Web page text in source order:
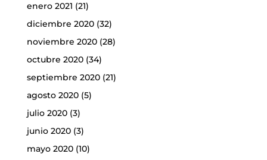
enero 2021 (21)
diciembre 2020(32)
noviembre 2020(28)
octubre 2020(34)
septiembre 2020(21)
agosto 2020(5)
julio 2020(3)
junio 2020(3)
mayo 2020(10)